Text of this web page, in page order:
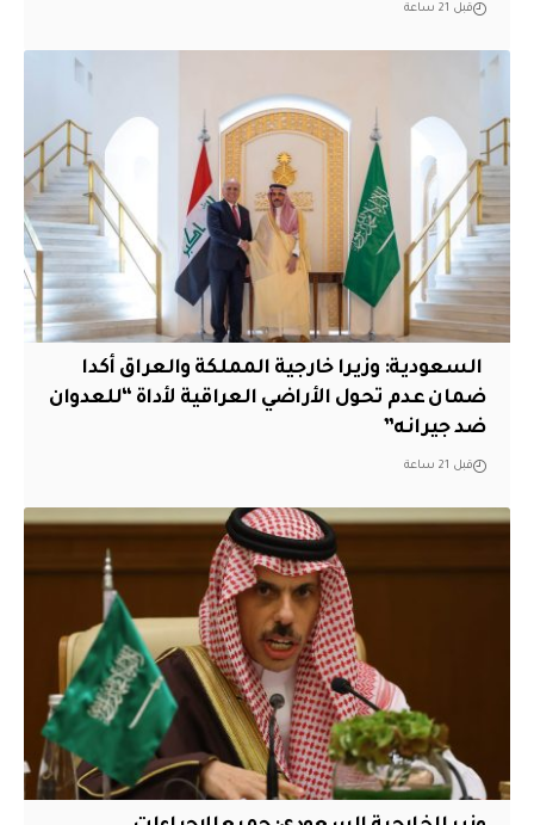
قبل 21 ساعة
‏ السعودية: وزيرا خارجية المملكة والعراق أكدا
ضمان عدم تحول الأراضي العراقية لأداة “للعدوان
ضد جيرانه”
قبل 21 ساعة